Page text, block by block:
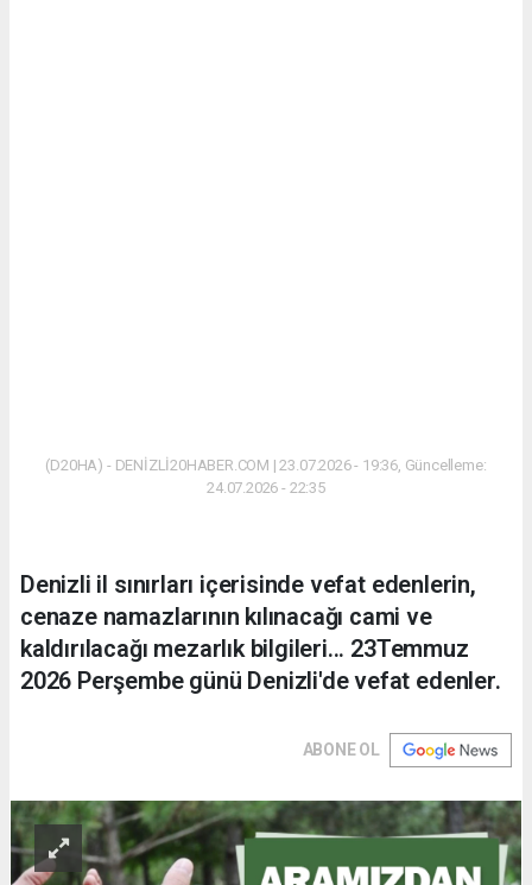
(D20HA) - DENİZLİ20HABER.COM | 23.07.2026 - 19:36, Güncelleme:
24.07.2026 - 22:35
Denizli il sınırları içerisinde vefat edenlerin,
cenaze namazlarının kılınacağı cami ve
kaldırılacağı mezarlık bilgileri... 23Temmuz
2026 Perşembe günü Denizli'de vefat edenler.
ABONE OL